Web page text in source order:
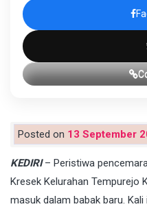
Posted on 13 September
KEDIRI– Peristiwa
Kresek Kelurahan Tempurejo
masuk dalam babak baru. Kali